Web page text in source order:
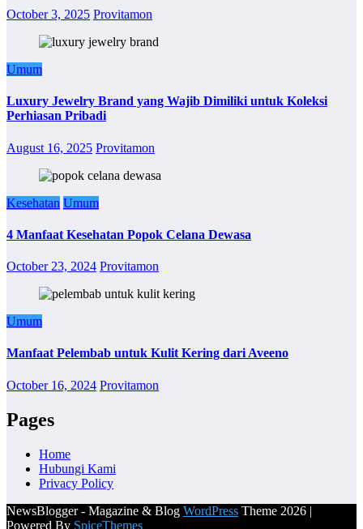
October 3, 2025 Provitamon
Umum
Luxury Jewelry Brand yang Wajib Dimiliki untuk Koleksi
Perhiasan Pribadi
August 16, 2025 Provitamon
Kesehatan Umum
4 Manfaat Kesehatan Popok Celana Dewasa
October 23, 2024 Provitamon
Umum
Manfaat Pelembab untuk Kulit Kering dari Aveeno
October 16, 2024 Provitamon
Pages
Home
Hubungi Kami
Privacy Policy
NewsBlogger - Magazine & Blog WordPress Theme 2026 |
Powered By SpiceThemes